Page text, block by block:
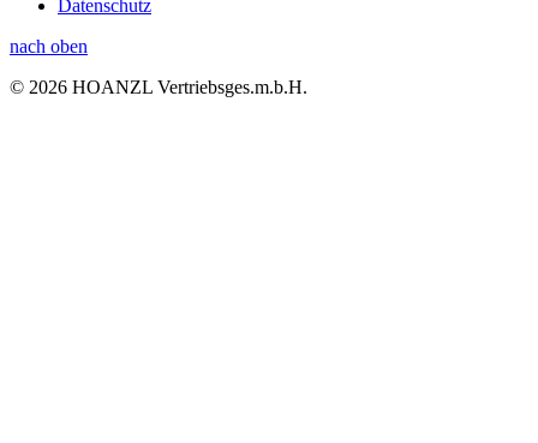
Datenschutz
nach oben
© 2026 HOANZL Vertriebsges.m.b.H.